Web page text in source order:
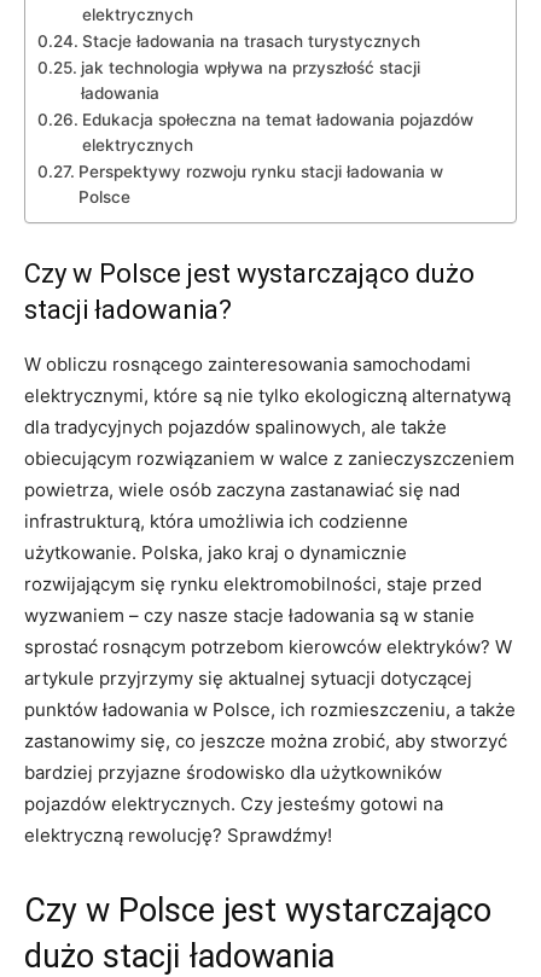
elektrycznych
Stacje ładowania na trasach‍ turystycznych
jak technologia wpływa‌ na przyszłość⁤ stacji
ładowania
Edukacja społeczna na temat‌ ładowania pojazdów
elektrycznych
Perspektywy rozwoju rynku⁤ stacji ładowania w
Polsce
Czy‍ w Polsce jest⁣ wystarczająco dużo⁤
stacji ładowania?
W obliczu rosnącego zainteresowania samochodami
elektrycznymi, które są ⁣nie tylko​ ekologiczną alternatywą⁣
dla tradycyjnych pojazdów spalinowych,‌ ale także
obiecującym ‌rozwiązaniem w walce z zanieczyszczeniem
powietrza, wiele osób zaczyna⁤ zastanawiać się nad
infrastrukturą, która umożliwia ich codzienne
użytkowanie. Polska, jako kraj o ⁤dynamicznie
rozwijającym‌ się rynku elektromobilności, ​staje przed
wyzwaniem – ‍czy ⁤nasze ‍stacje ładowania są w stanie
sprostać rosnącym potrzebom kierowców elektryków? W
artykule przyjrzymy się aktualnej sytuacji dotyczącej
punktów ładowania w Polsce, ich rozmieszczeniu, a także
zastanowimy‌ się, co jeszcze można zrobić, aby stworzyć
bardziej przyjazne ⁢środowisko‌ dla⁣ użytkowników
pojazdów elektrycznych. Czy jesteśmy⁢ gotowi na
‌elektryczną rewolucję? Sprawdźmy!
Czy w Polsce jest wystarczająco
dużo stacji ładowania